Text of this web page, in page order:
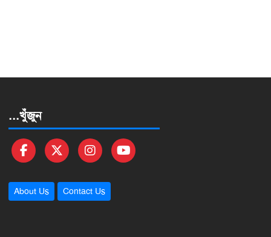
...খুঁজুন
About Us Contact Us